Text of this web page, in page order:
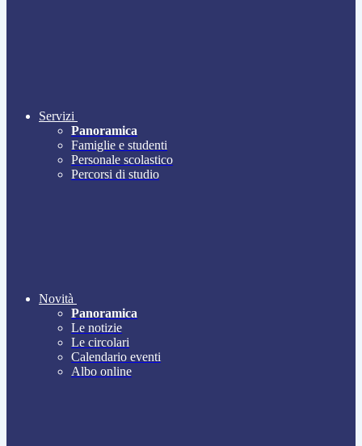
Servizi
Panoramica
Famiglie e studenti
Personale scolastico
Percorsi di studio
Novità
Panoramica
Le notizie
Le circolari
Calendario eventi
Albo online